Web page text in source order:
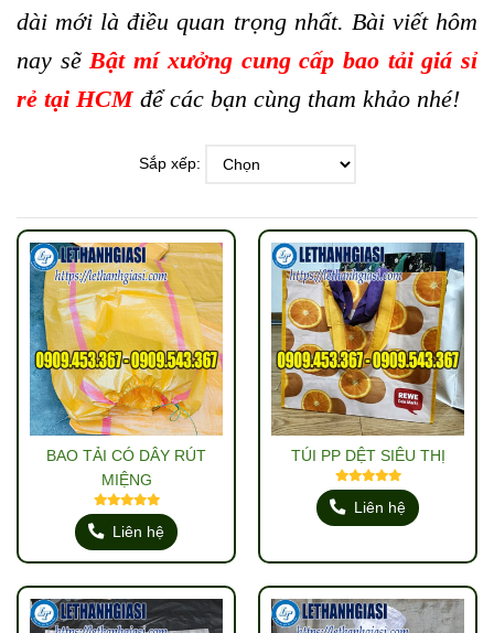
dài mới là điều quan trọng nhất. Bài viết hôm
nay sẽ Bật mí xưởng cung cấp bao tải giá sỉ
rẻ tại HCM để các bạn cùng tham khảo nhé!
Sắp xếp:
BAO TẢI CÓ DÂY RÚT
MIỆNG
Liên hệ
TÚI PP DỆT SIÊU THỊ
Liên hệ